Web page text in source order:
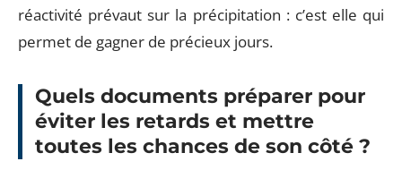
réactivité prévaut sur la précipitation : c’est elle qui
permet de gagner de précieux jours.
Quels documents préparer pour
éviter les retards et mettre
toutes les chances de son côté ?